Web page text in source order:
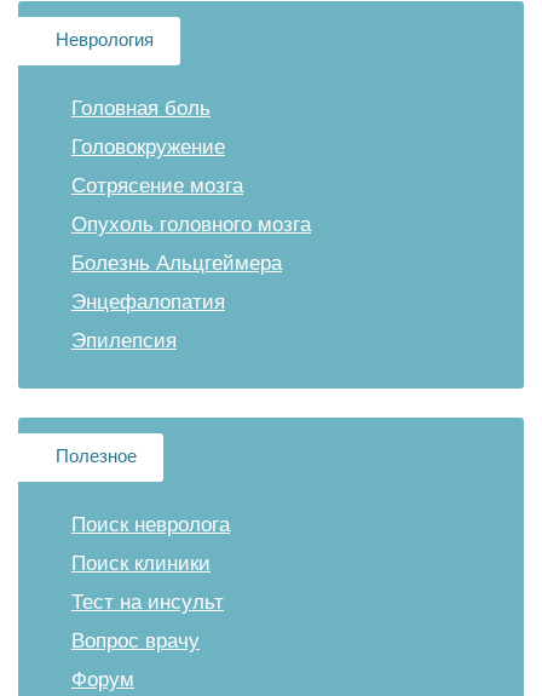
Неврология
Головная боль
Головокружение
Сотрясение мозга
Опухоль головного мозга
Болезнь Альцгеймера
Энцефалопатия
Эпилепсия
Полезное
Поиск невролога
Поиск клиники
Тест на инсульт
Вопрос врачу
Форум